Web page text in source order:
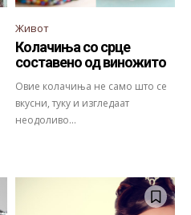
Живот
Колачиња со срце
составено од виножито
Овие колачиња не само што се
вкусни, туку и изгледаат
неодоливо...